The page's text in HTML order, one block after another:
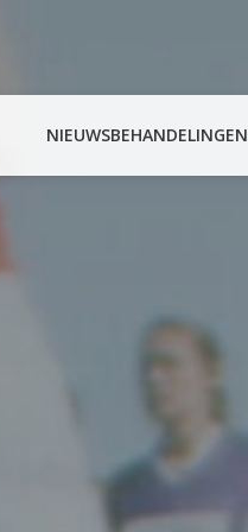
NIEUWSBEHANDELINGEN
Zoeken